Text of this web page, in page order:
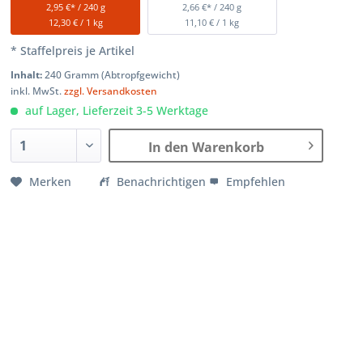
2,95 €* / 240 g
12,30 € / 1 kg
2,66 €* / 240 g
11,10 € / 1 kg
* Staffelpreis je Artikel
Inhalt:240 Gramm (Abtropfgewicht)
inkl. MwSt.zzgl. Versandkosten
auf Lager, Lieferzeit 3-5 Werktage
In den Warenkorb
Merken Benachrichtigen Empfehlen